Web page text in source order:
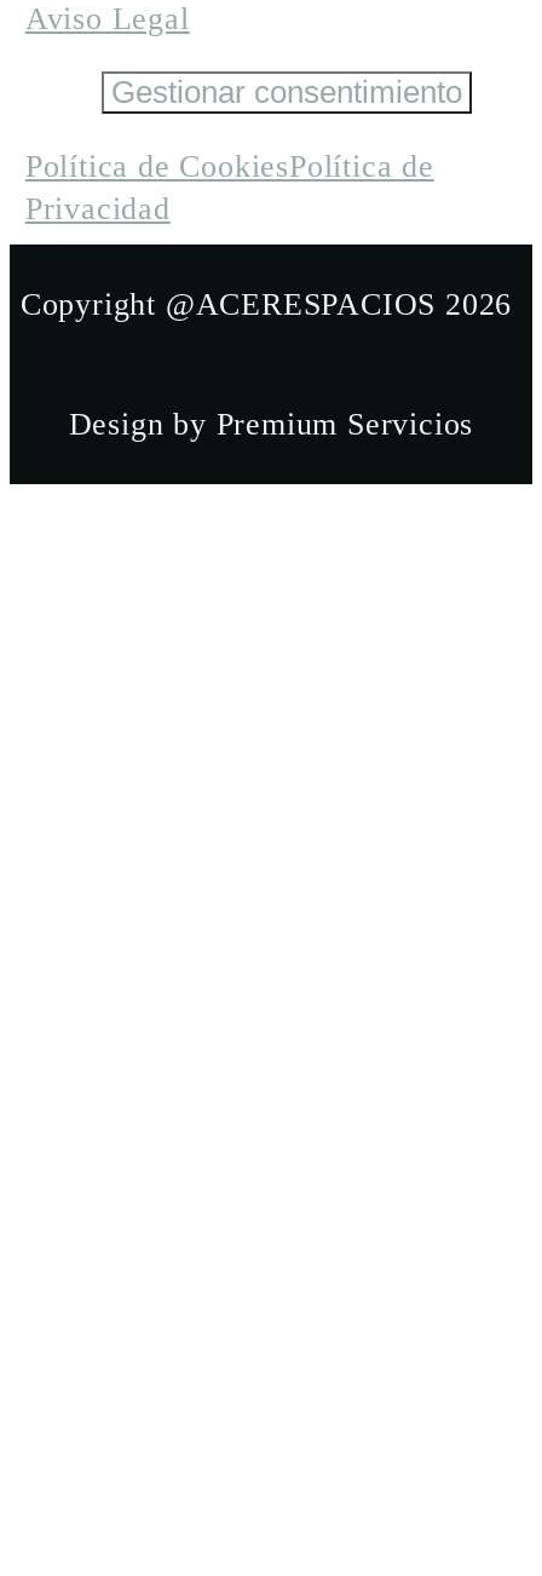
Aviso Legal
Gestionar consentimiento
Política de CookiesPolítica de
Privacidad
Copyright @ACERESPACIOS 2026
Design by Premium Servicios